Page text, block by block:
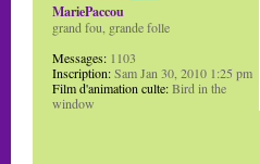
MariePaccou
grand fou, grande folle
Messages: 1103
Inscription:Sam Jan 30, 2010 1:25 pm
Film d'animation culte:Bird in the
window